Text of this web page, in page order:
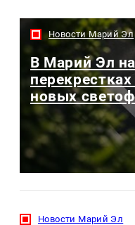
Новости Марий Эл
В Марий Эл
новых
Новости Марий Эл